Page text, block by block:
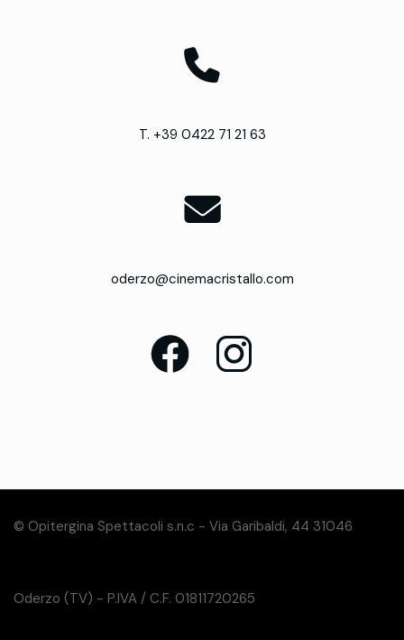
T. +39 0422 71 21 63
oderzo@cinemacristallo.com
© Opitergina Spettacoli s.n.c - Via Garibaldi, 44 31046
Oderzo (TV) - P.IVA / C.F. 01811720265